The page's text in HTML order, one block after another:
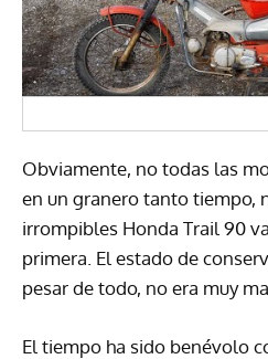
Obviamente, no todas las
en un granero tanto tiempo,
irrompibles Honda Trail 90
primera. El estado de
pesar de todo, no era muy
El tiempo ha sido benévolo